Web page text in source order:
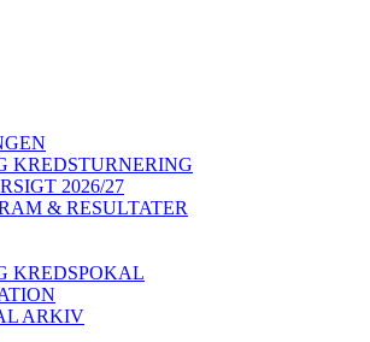
KREDSTURNERING
2026/27
& RESULTATER
KREDSPOKAL
ARKIV